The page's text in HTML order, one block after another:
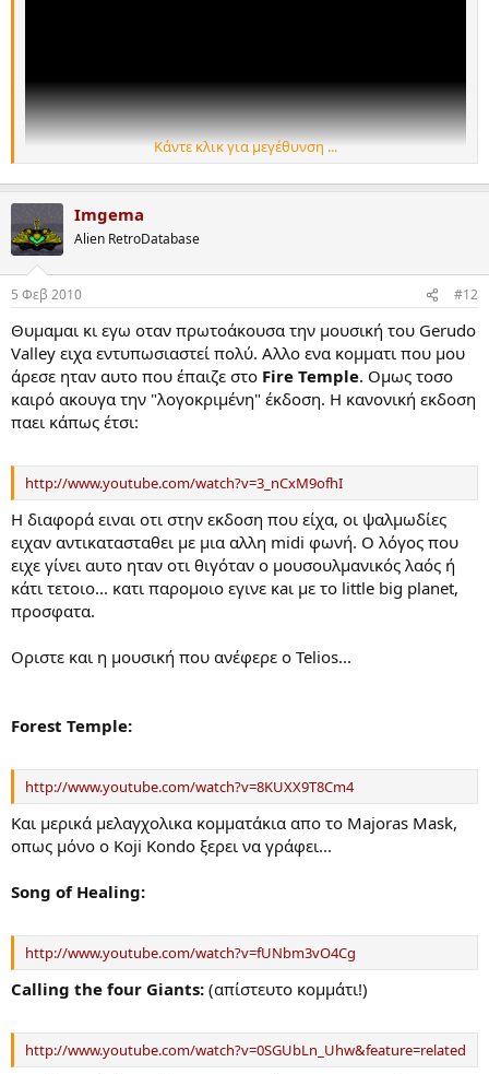
Κάντε κλικ για μεγέθυνση ...
Imgema
Alien RetroDatabase
5 Φεβ 2010 #12
Θυμαμαι κι εγω οταν πρωτοάκουσα την μουσική του Gerudo
Valley ειχα εντυπωσιαστεί πολύ. Αλλο ενα κομματι που μου
άρεσε ηταν αυτο που έπαιζε στο Fire Temple. Ομως τοσο
καιρό ακουγα την "λογοκριμένη" έκδοση. Η κανονική εκδοση
παει κάπως έτσι:
http://www.youtube.com/watch?v=3_nCxM9ofhI
H διαφορά ειναι οτι στην εκδοση που είχα, οι ψαλμωδίες
ειχαν αντικατασταθει με μια αλλη midi φωνή. Ο λόγος που
ειχε γίνει αυτο ηταν οτι θιγόταν ο μουσουλμανικός λαός ή
κάτι τετοιο... κατι παρομοιο εγινε κaι με το little big planet,
προσφατα.
Οριστε και η μουσική που ανέφερε ο Telios...
Forest Temple:
http://www.youtube.com/watch?v=8KUXX9T8Cm4
Kαι μερικά μελαγχολικα κομματάκια απο το Majoras Mask,
οπως μόνο ο Koji Kondo ξερει να γράφει...
Song of Healing:
http://www.youtube.com/watch?v=fUNbm3vO4Cg
Calling the four Giants: (απίστευτο κομμάτι!)
http://www.youtube.com/watch?v=0SGUbLn_Uhw&feature=related